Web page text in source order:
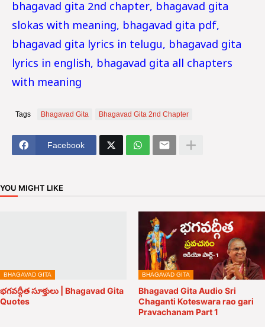
bhagavad gita 2nd chapter, bhagavad gita
slokas with meaning, bhagavad gita pdf,
bhagavad gita lyrics in telugu, bhagavad gita
lyrics in english, bhagavad gita all chapters
with meaning
Tags Bhagavad Gita Bhagavad Gita 2nd Chapter
Facebook
YOU MIGHT LIKE
BHAGAVAD GITA
భగవద్గీత సూక్తులు | Bhagavad Gita
Quotes
BHAGAVAD GITA
Bhagavad Gita Audio Sri
Chaganti Koteswara rao gari
Pravachanam Part 1